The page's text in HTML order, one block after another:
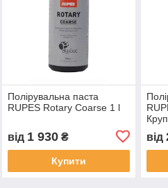
Полірувальна паста
RUPES Rotary Coarse 1 l
від 1 930₴
Купити
від